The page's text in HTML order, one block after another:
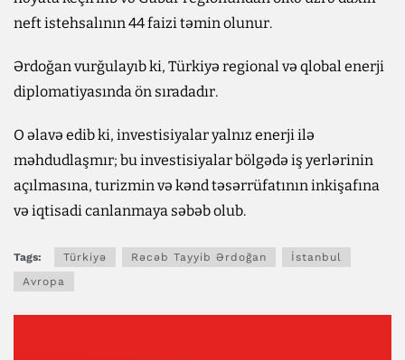
neft istehsalının 44 faizi təmin olunur.
Ərdoğan vurğulayıb ki, Türkiyə regional və qlobal enerji
diplomatiyasında ön sıradadır.
O əlavə edib ki, investisiyalar yalnız enerji ilə
məhdudlaşmır; bu investisiyalar bölgədə iş yerlərinin
açılmasına, turizmin və kənd təsərrüfatının inkişafına
və iqtisadi canlanmaya səbəb olub.
Tags: Türkiyə Rəcəb Tayyib Ərdoğan
İstanbul
Avropa